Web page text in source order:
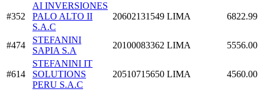
#352
AI INVERSIONES
PALO ALTO II
S.A.C
20602131549 LIMA 6822.99
#474
STEFANINI
SAPIA S.A
20100083362 LIMA 5556.00
#614
STEFANINI IT
SOLUTIONS
PERU S.A.C
20510715650 LIMA 4560.00